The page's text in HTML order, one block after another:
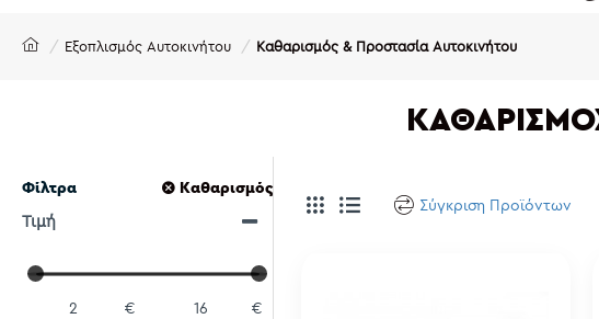
Εξοπλισμός Αυτοκινήτου Καθαρισμός & Προστασία Αυτοκινήτου
Φίλτρα Καθαρισμός
Τιμή
€ €
Σύγκριση Προϊόντων